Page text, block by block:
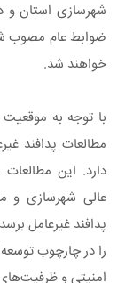
شهرسازی استان
ضوابط عام مصوب
خواهند شد.
با توجه به
مطالعات پدافند
عالی شهرسازی و
پدافند غیرعامل
را در چارچوب
امنیتی و